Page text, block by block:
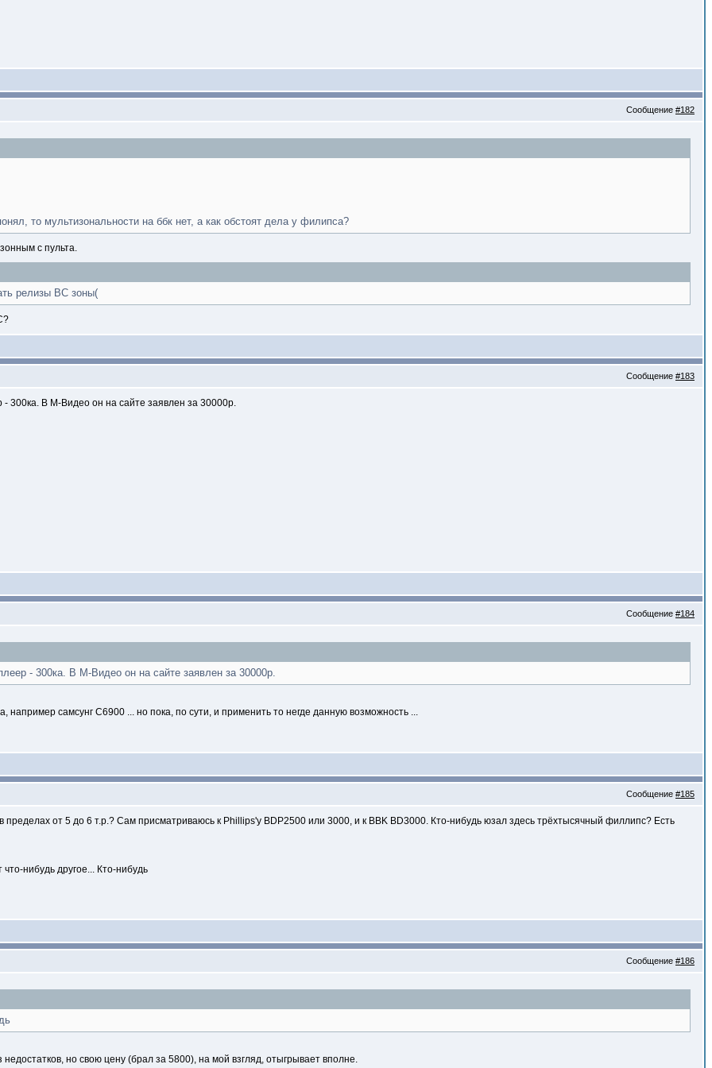
Сообщение #182
то мультизональности на ббк нет, а как обстоят дела у филипса?
с пульта.
релизы BC зоны(
Сообщение #183
300ка. В М-Видео он на сайте заявлен за 30000р.
Сообщение #184
- 300ка. В М-Видео он на сайте заявлен за 30000р.
например самсунг C6900 ... но пока, по сути, и применить то негде данную возможность ...
Сообщение #185
пределах от 5 до 6 т.р.? Сам присматриваюсь к Phillips'у BDP2500 или 3000, и к BBK BD3000. Кто-нибудь юзал здесь трёхтысячный филлипс? Есть
нибудь другое... Кто-нибудь
Сообщение #186
но свою цену (брал за 5800), на мой взгляд, отыгрывает вполне.